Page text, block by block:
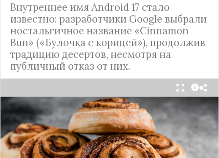
Внутреннее имя Android 17 стало
известно: разработчики Google выбрали
ностальгичное название «Cinnamon
Bun» («Булочка с корицей»), продолжив
традицию десертов, несмотря на
публичный отказ от них.
Стало известно внутреннее кодовое имя
следующей крупной версии Android. Как
сообщают источники, Android 17, релиз которой
ожидается в 2026 году, разрабатывается под
названием«Cinnamon Bun»(«Булочка с
корицей»).